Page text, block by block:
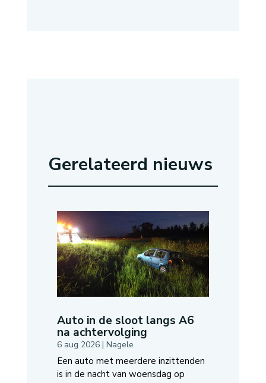
Gerelateerd nieuws
Auto in de sloot langs A6
na achtervolging
6 aug 2026| Nagele
Een auto met meerdere inzittenden
is in de nacht van woensdag op